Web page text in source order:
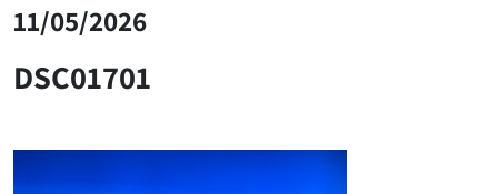
11/05/2026
DSC01701